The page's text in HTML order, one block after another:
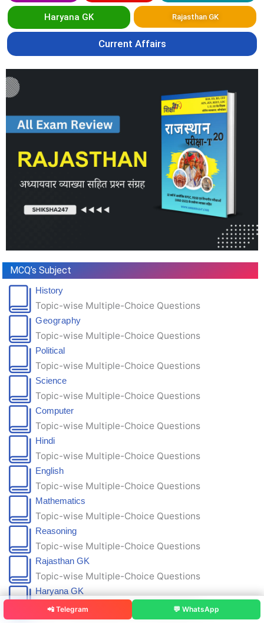
Haryana GK Rajasthan GK
Current Affairs
MCQ’s Subject
History
Topic-wise Multiple-Choice Questions
Geography
Topic-wise Multiple-Choice Questions
Political
Topic-wise Multiple-Choice Questions
Science
Topic-wise Multiple-Choice Questions
Computer
Topic-wise Multiple-Choice Questions
Hindi
Topic-wise Multiple-Choice Questions
English
Topic-wise Multiple-Choice Questions
Mathematics
Topic-wise Multiple-Choice Questions
Reasoning
Topic-wise Multiple-Choice Questions
Rajasthan GK
Topic-wise Multiple-Choice Questions
Haryana GK
Topic-wise Multiple-Choice Questions
📲 Telegram 💬 WhatsApp